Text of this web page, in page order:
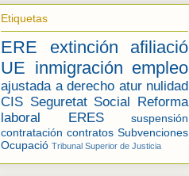
Etiquetas
ERE extinción
afiliació
UE inmigración empleo
ajustada a derecho atur nulidad
CIS Seguretat Social Reforma
laboral
ERES
suspensión
contratación contratos Subvenciones
Ocupació Tribunal Superior de Justicia